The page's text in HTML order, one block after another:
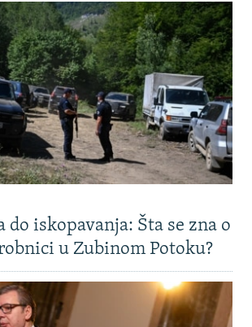
do iskopavanja: Šta se zna o
u Zubinom Potoku?